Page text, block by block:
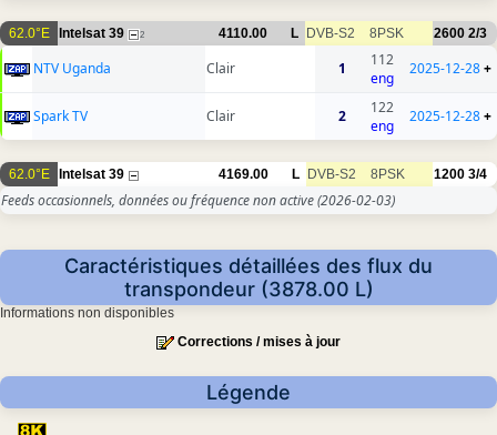
62.0°E Intelsat 39 2 4110.00 L DVB-S2 8PSK 2600 2/3
NTV Uganda Clair 1
112
eng
2025-12-28+
Spark TV Clair 2
122
eng
2025-12-28+
62.0°E Intelsat 39 4169.00 L DVB-S2 8PSK 1200 3/4
Feeds occasionnels, données ou fréquence non active(2026-02-03)
Caractéristiques détaillées des flux du
transpondeur (3878.00 L)
Informations non disponibles
Corrections / mises à jour
Légende